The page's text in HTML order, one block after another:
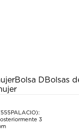
Bolsa DBolsas
3